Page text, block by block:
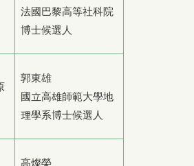
法國巴黎高等社科院
博士候選人
郭東雄
國立高雄師範大學地
理學系博士候選人
高燦榮